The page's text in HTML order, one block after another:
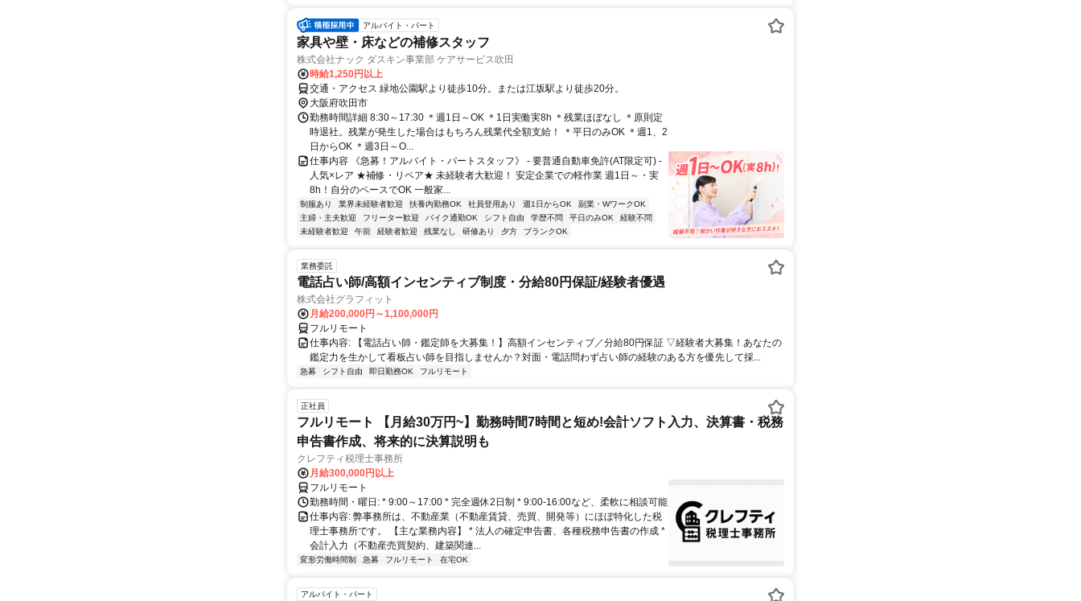
アルバイト・パート
家具や壁・床などの補修スタッフ
株式会社ナック ダスキン事業部 ケアサービス吹田
時給1,250円以上
交通・アクセス 緑地公園駅より徒歩10分。または江坂駅より徒歩20分。
大阪府吹田市
勤務時間詳細 8:30～17:30 ＊週1日～OK ＊1日実働実8h ＊残業ほぼなし ＊原則定
時退社。残業が発生した場合はもちろん残業代全額支給！ ＊平日のみOK ＊週1、2
日からOK ＊週3日～O...
仕事内容 《急募！アルバイト・パートスタッフ》 - 要普通自動車免許(AT限定可) -
人気×レア ★補修・リペア★ 未経験者大歓迎！ 安定企業での軽作業 週1日～・実
8h！自分のペースでOK 一般家...
制服あり 業界未経験者歓迎 扶養内勤務OK 社員登用あり 週1日からOK
副業・WワークOK
主婦・主夫歓迎
フリーター歓迎 バイク通勤OK シフト自由 学歴不問 平日のみOK
経験不問
未経験者歓迎
午前 経験者歓迎 残業なし 研修あり 夕方 ブランクOK
業務委託
電話占い師/高額インセンティブ制度・分給80円保証/経験者優遇
株式会社グラフィット
月給200,000円～1,100,000円
フルリモート
仕事内容: 【電話占い師・鑑定師を大募集！】高額インセンティブ／分給80円保証 ▽経験者大募集！あなたの
鑑定力を生かして看板占い師を目指しませんか？対面・電話問わず占い師の経験のある方を優先して採...
急募 シフト自由 即日勤務OK フルリモート
正社員
フルリモート 【月給30万円~】勤務時間7時間と短め!会計ソフト入力、決算書・税務
申告書作成、将来的に決算説明も
クレフティ税理士事務所
月給300,000円以上
フルリモート
勤務時間・曜日: * 9:00～17:00 * 完全週休2日制 * 9:00-16:00など、柔軟に相談可能
仕事内容: 弊事務所は、不動産業（不動産賃貸、売買、開発等）にほぼ特化した税
理士事務所です。 【主な業務内容】 * 法人の確定申告書、各種税務申告書の作成 *
会計入力（不動産売買契約、建築関連...
変形労働時間制 急募 フルリモート 在宅OK
アルバイト・パート